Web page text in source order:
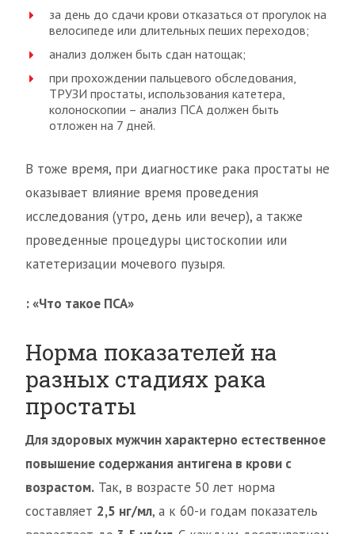
за день до сдачи крови отказаться от прогулок на
велосипеде или длительных пеших переходов;
анализ должен быть сдан натощак;
при прохождении пальцевого обследования,
ТРУЗИ простаты, использования катетера,
колоноскопии – анализ ПСА должен быть
отложен на 7 дней.
В тоже время, при диагностике рака простаты не
оказывает влияние время проведения
исследования (утро, день или вечер), а также
проведенные процедуры цистоскопии или
катетеризации мочевого пузыря.
: «Что такое ПСА»
Норма показателей на
разных стадиях рака
простаты
Для здоровых мужчин характерно естественное
повышение содержания антигена в крови с
возрастом. Так, в возрасте 50 лет норма
составляет 2,5 нг/мл, а к 60-и годам показатель